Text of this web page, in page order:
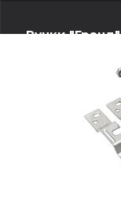
Ручки
Ручки "Люкс"
Ручки "Люкс"
Ручки
Ручки
Ручки